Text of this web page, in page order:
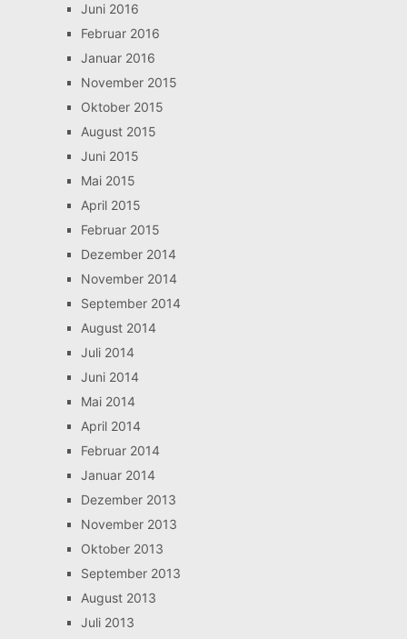
Juni 2016
Februar 2016
Januar 2016
November 2015
Oktober 2015
August 2015
Juni 2015
Mai 2015
April 2015
Februar 2015
Dezember 2014
November 2014
September 2014
August 2014
Juli 2014
Juni 2014
Mai 2014
April 2014
Februar 2014
Januar 2014
Dezember 2013
November 2013
Oktober 2013
September 2013
August 2013
Juli 2013